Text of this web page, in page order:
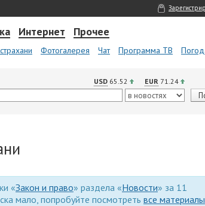
Интернет Прочее
Фотогалерея Чат Программа ТВ
USD 65.52 EUR 71.24
«Закон и право» раздела «Новости» за 11
мало, попробуйте посмотреть все материалы